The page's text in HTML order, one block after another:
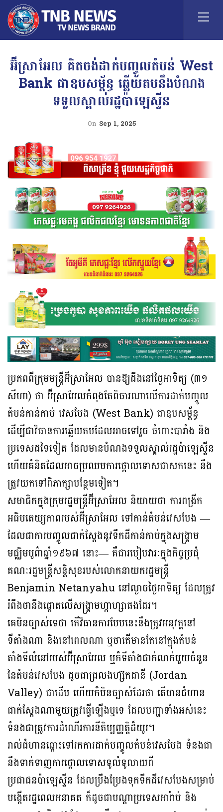
អ៊ីស្រាអែល គិតចង់ដាក់បញ្ចូលតំបន់ West
Bank ជាឧបសម្ព័ន្ធ ឆ្លើយតបនឹងបំណង
ទទួលស្គាល់រដ្ឋប៉ាឡេស្ទីន
On Sep 1, 2025
ប្រភពពីក្រុមមន្ត្រីអ៊ីស្រាអែល បានឱ្យដឹងនៅថ្ងៃអាទិត្យ (៣១
សីហា) ថា អ៊ីស្រាអែលកំពុងតែពិចារណាលើការដាក់បញ្ចូល
តំបន់កាន់កាប់ វេសបែង (West Bank) ជាឧបសម្ព័ន្ធ
ដើម្បីជាវិធានការឆ្លើយតបដែលអាចទៅរួច ចំពោះបារាំង និង
ប្រទេសដទៃទៀត ដែលមានបំណងទទួលស្គាល់រដ្ឋប៉ាឡេស្ទីន
ហើយគំនិតដែលអាចប្រឈមការថ្កោលទោសជាសកនេះ នឹង
ត្រូវយកទៅពិភាក្សាបន្ថែមទៀត។
សមាជិកក្នុងក្រុមរដ្ឋមន្ត្រីអ៊ីស្រាអែល និយាយថា ការពង្រីក
អធិបតេយ្យភាពរបស់អ៊ីស្រាអែល ទៅកាន់តំបន់វេសបែង —
ដែលជាការបញ្ចូលជាក់ស្ដែងនូវទឹកដីកាន់កាប់ក្នុងសង្គ្រាម
មជ្ឈិមបូព៌ាឆ្នាំ១៩៦៧ នោះ— គឺជារបៀបវារៈក្នុងកិច្ចប្រជុំ
គណៈរដ្ឋមន្ត្រីសន្តិសុខរបស់លោកនាយករដ្ឋមន្ត្រី
Benjamin Netanyahu នៅល្ងាចថ្ងៃអាទិត្យ ដែលត្រូវ
រំពឹងថានឹងផ្តោតលើសង្រ្គាមហ្កាហ្សាផងដែរ។
គេមិនច្បាស់ទេថា តើវិធានការបែបនេះនឹងត្រូវអនុវត្តនៅ
ទីតាំងណា និងនៅពេលណា ឬថាតើមានតែនៅក្នុងតំបន់
តាំងទីលំនៅរបស់អ៊ីស្រាអែល ឬក៏ទីតាំងជាក់លាក់មួយចំនួន
នៃតំបន់វេសបែង ដូចជាជ្រលងហ្ស៊កដានី (Jordan
Valley) ជាដើម ហើយក៏មិនច្បាស់ដែរថា តើមានជំហាន
ជាក់ស្តែងណាមួយត្រូវធ្វើឡើងឬទេ ដែលបញ្ហាទាំងអស់នេះ
ទំនងជាត្រូវការដំណើរការនីតិប្បញ្ញត្តិដ៏យូរ។
រាល់ជំហានឆ្ពោះទៅរកការដាក់បញ្ចូលតំបន់វេសបែង ទំនងជា
នឹងទាក់ទាញការថ្កោលទោសទូលំទូលាយពី
ប្រជាជនប៉ាឡេស្ទីន ដែលប្រឹងប្រែងទុកទឹកដីវេសបែងសម្រាប់
បង្កើតរដ្ឋពេលអនាគត ក៏ដូចជាបណ្តាប្រទេសអារ៉ាប់ និង